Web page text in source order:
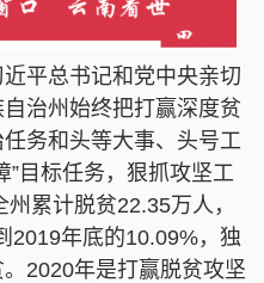
平总书记和党中央亲切
治州始终把打赢深度贫
务和头等大事、头号工
”目标任务，狠抓攻坚工
累计脱贫22.35万人，
2019年底的10.09%，独
2020年是打赢脱贫攻坚